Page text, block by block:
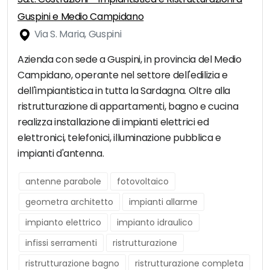
Guspini e Medio Campidano
Via S. Maria, Guspini
Azienda con sede a Guspini, in provincia del Medio
Campidano, operante nel settore dell'edilizia e
dell'impiantistica in tutta la Sardagna. Oltre alla
ristrutturazione di appartamenti, bagno e cucina
realizza installazione di impianti elettrici ed
elettronici, telefonici, illuminazione pubblica e
impianti d'antenna.
antenne parabole
fotovoltaico
geometra architetto
impianti allarme
impianto elettrico
impianto idraulico
infissi serramenti
ristrutturazione
ristrutturazione bagno
ristrutturazione completa